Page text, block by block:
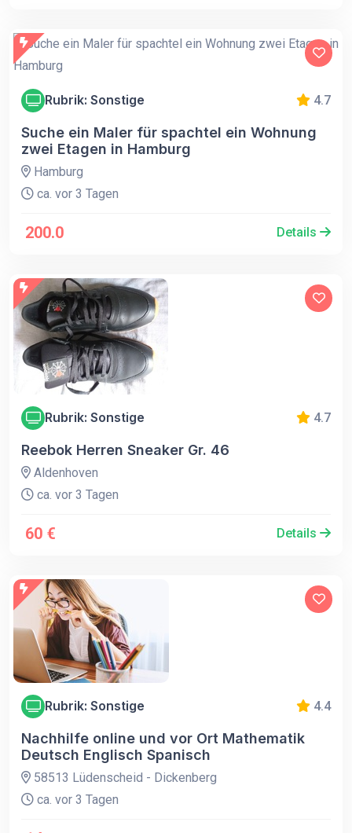
Rubrik: Sonstige 4.7
Suche ein Maler für spachtel ein Wohnung
zwei Etagen in Hamburg
Hamburg
ca. vor 3 Tagen
200.0 Details
Rubrik: Sonstige 4.7
Reebok Herren Sneaker Gr. 46
Aldenhoven
ca. vor 3 Tagen
60 € Details
Rubrik: Sonstige 4.4
Nachhilfe online und vor Ort Mathematik
Deutsch Englisch Spanisch
58513 Lüdenscheid - Dickenberg
ca. vor 3 Tagen